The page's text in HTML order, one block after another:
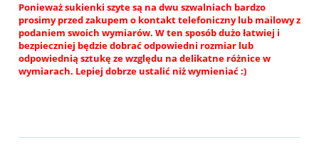
Ponieważ sukienki szyte są na dwu szwalniach bardzo
prosimy przed zakupem o kontakt telefoniczny lub mailowy z
podaniem swoich wymiarów. W ten sposób dużo łatwiej i
bezpieczniej będzie dobrać odpowiedni rozmiar lub
odpowiednią sztukę ze względu na delikatne różnice w
wymiarach. Lepiej dobrze ustalić niż wymieniać :)